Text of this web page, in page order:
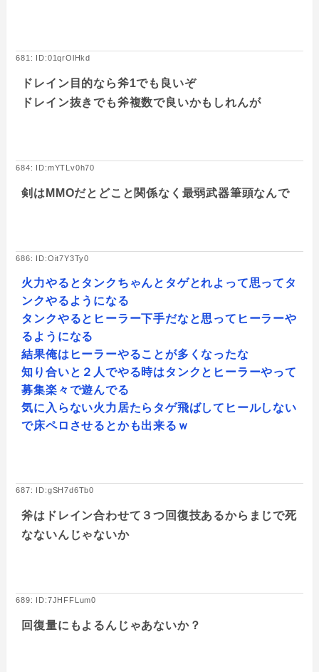
681: ID:01qrOlHkd
ドレイン目的なら斧1でも良いぞ
ドレイン抜きでも斧複数で良いかもしれんが
684: ID:mYTLv0h70
剣はMMOだとどこと関係なく最弱武器筆頭なんで
686: ID:Oit7Y3Ty0
火力やるとタンクちゃんとタゲとれよって思ってタ
ンクやるようになる
タンクやるとヒーラー下手だなと思ってヒーラーや
るようになる
結果俺はヒーラーやることが多くなったな
知り合いと２人でやる時はタンクとヒーラーやって
募集楽々で遊んでる
気に入らない火力居たらタゲ飛ばしてヒールしない
で床ペロさせるとかも出来るｗ
687: ID:gSH7d6Tb0
斧はドレイン合わせて３つ回復技あるからまじで死
なないんじゃないか
689: ID:7JHFFLum0
回復量にもよるんじゃあないか？